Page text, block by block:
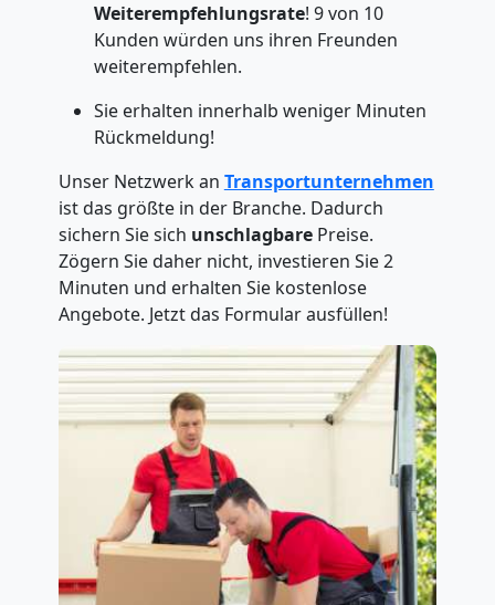
Weiterempfehlungsrate! 9 von 10
Kunden würden uns ihren Freunden
weiterempfehlen.
Sie erhalten innerhalb weniger Minuten
Rückmeldung!
Unser Netzwerk an Transportunternehmen
ist das größte in der Branche. Dadurch
sichern Sie sich unschlagbare Preise.
Zögern Sie daher nicht, investieren Sie 2
Minuten und erhalten Sie kostenlose
Angebote. Jetzt das Formular ausfüllen!